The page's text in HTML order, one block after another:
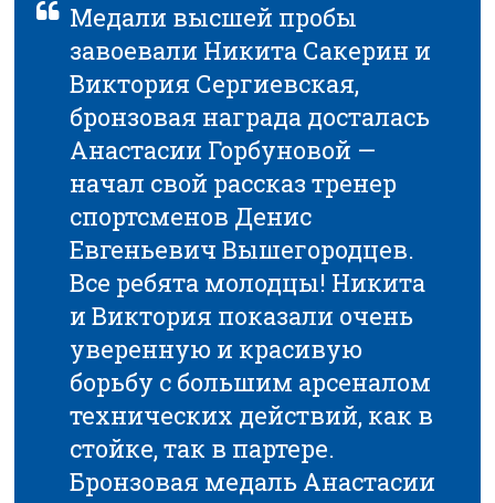
Медали высшей пробы
завоевали Никита Сакерин и
Виктория Сергиевская,
бронзовая награда досталась
Анастасии Горбуновой —
начал свой рассказ тренер
спортсменов Денис
Евгеньевич Вышегородцев.
Все ребята молодцы! Никита
и Виктория показали очень
уверенную и красивую
борьбу с большим арсеналом
технических действий, как в
стойке, так в партере.
Бронзовая медаль Анастасии